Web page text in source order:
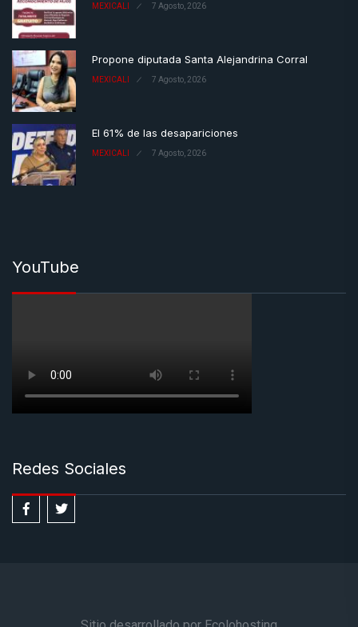
MEXICALI 7 Agosto, 2026
Propone diputada Santa Alejandrina Corral
MEXICALI 7 Agosto, 2026
El 61% de las desapariciones
MEXICALI 7 Agosto, 2026
YouTube
Redes Sociales